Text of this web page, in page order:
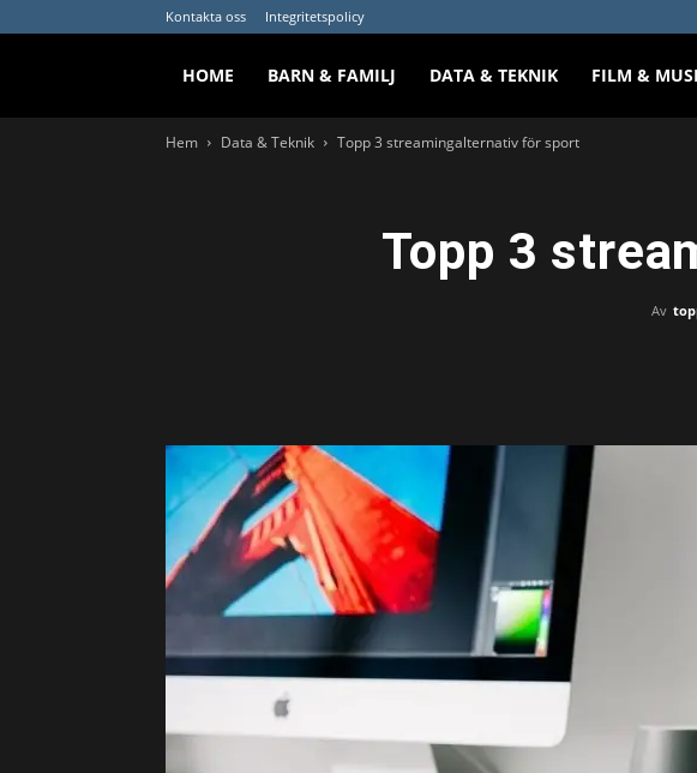
Kontakta oss Integritetspolicy
HOME BARN & FAMILJ DATA & TEKNIK FILM &
Hem Data & Teknik Topp 3 streamingalternativ för sport
Topp 3
Av